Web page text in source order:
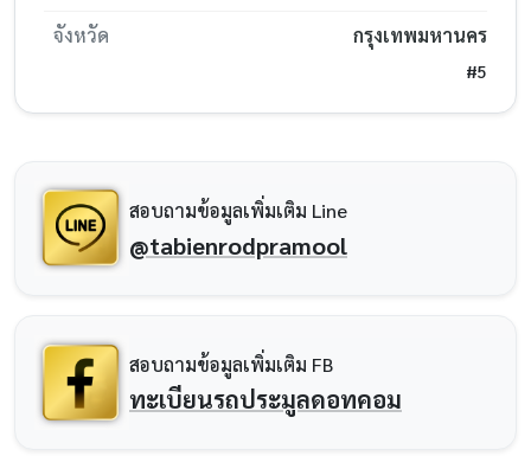
จังหวัด
กรุงเทพมหานคร
#5
สอบถามข้อมูลเพิ่มเติม Line
@tabienrodpramool
สอบถามข้อมูลเพิ่มเติม FB
ทะเบียนรถประมูลดอทคอม